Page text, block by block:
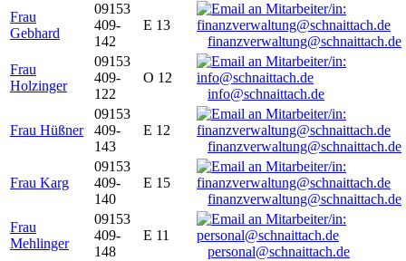
Frau
Gebhard
09153
409-
142
E 13
finanzverwaltung@schnaittach.de
Frau
Holzinger
09153
409-
122
O 12
info@schnaittach.de
Frau Hüßner
09153
409-
143
E 12
finanzverwaltung@schnaittach.de
Frau Karg
09153
409-
140
E 15
finanzverwaltung@schnaittach.de
Frau
Mehlinger
09153
409-
148
E 11
personal@schnaittach.de